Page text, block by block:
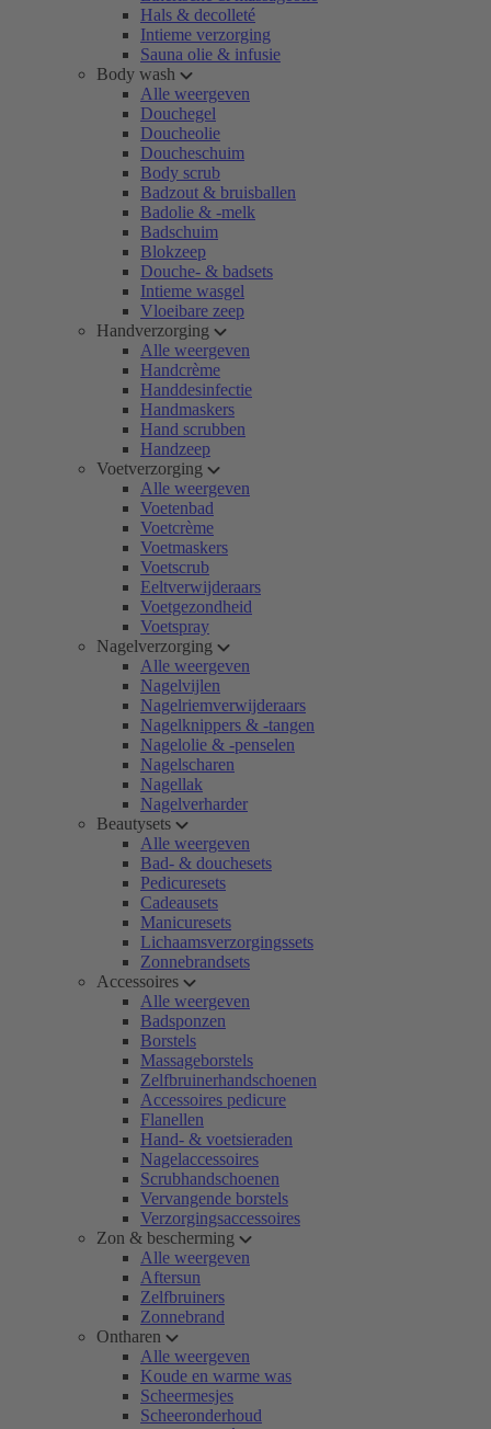
Hals & decolleté
Intieme verzorging
Sauna olie & infusie
Body wash
Alle weergeven
Douchegel
Doucheolie
Doucheschuim
Body scrub
Badzout & bruisballen
Badolie & -melk
Badschuim
Blokzeep
Douche- & badsets
Intieme wasgel
Vloeibare zeep
Handverzorging
Alle weergeven
Handcrème
Handdesinfectie
Handmaskers
Hand scrubben
Handzeep
Voetverzorging
Alle weergeven
Voetenbad
Voetcrème
Voetmaskers
Voetscrub
Eeltverwijderaars
Voetgezondheid
Voetspray
Nagelverzorging
Alle weergeven
Nagelvijlen
Nagelriemverwijderaars
Nagelknippers & -tangen
Nagelolie & -penselen
Nagelscharen
Nagellak
Nagelverharder
Beautysets
Alle weergeven
Bad- & douchesets
Pedicuresets
Cadeausets
Manicuresets
Lichaamsverzorgingssets
Zonnebrandsets
Accessoires
Alle weergeven
Badsponzen
Borstels
Massageborstels
Zelfbruinerhandschoenen
Accessoires pedicure
Flanellen
Hand- & voetsieraden
Nagelaccessoires
Scrubhandschoenen
Vervangende borstels
Verzorgingsaccessoires
Zon & bescherming
Alle weergeven
Aftersun
Zelfbruiners
Zonnebrand
Ontharen
Alle weergeven
Koude en warme was
Scheermesjes
Scheeronderhoud